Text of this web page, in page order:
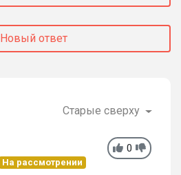
Новый ответ
Старые сверху
0
На рассмотрении